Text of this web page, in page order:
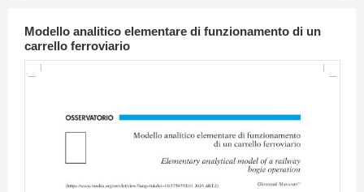
Modello analitico elementare di funzionamento di un
carrello ferroviario